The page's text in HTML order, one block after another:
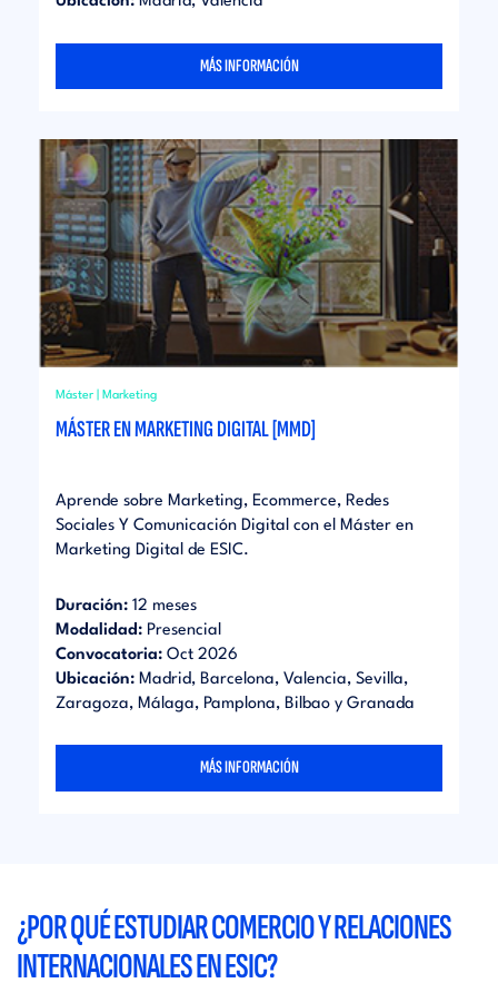
MÁS INFORMACIÓN
Máster | Marketing
MÁSTER EN MARKETING DIGITAL [MMD]
Aprende sobre Marketing, Ecommerce, Redes
Sociales Y Comunicación Digital con el Máster en
Marketing Digital de ESIC.
Duración: 12 meses
Modalidad: Presencial
Convocatoria: Oct 2026
Ubicación: Madrid, Barcelona, Valencia, Sevilla,
Zaragoza, Málaga, Pamplona, Bilbao y Granada
MÁS INFORMACIÓN
¿POR QUÉ ESTUDIAR COMERCIO Y RELACIONES
INTERNACIONALES EN ESIC?